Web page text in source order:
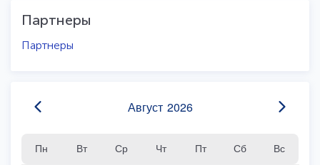
Партнеры
Партнеры
Август 2026
Пн Вт Ср Чт Пт Сб
Вс